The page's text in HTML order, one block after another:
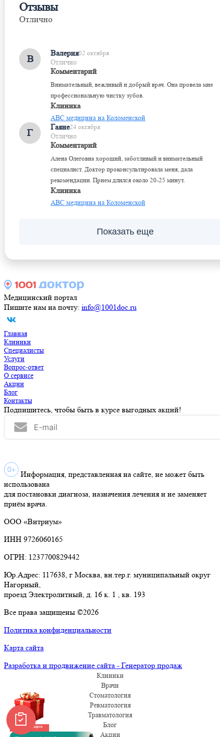
Отзывы
Отлично
В
Валерия02 октября
Отлично
Комментарий
Внимательный, вежливый и добрый врач. Она провела мне
профессиональную чистку зубов.
Клиника
ABC медицина на Коломенской
Г
Гаяне24 октября
Отлично
Комментарий
Алена Олеговна хороший, заботливый и внимательный
специалист. Доктор проконсультировала меня, дала
рекомендации. Прием длился около 20-25 минут.
Клиника
ABC медицина на Коломенской
Показать еще
Медицинский портал
Пишите нам на почту: info@1001doc.ru
Главная
Клиники
Специалисты
Услуги
Вопрос-ответ
О сервисе
Акции
Блог
Контакты
Подпишитесь, чтобы быть в курсе выгодных акций!
Информация, представленная на сайте, не может быть
использована
для постановки диагноза, назначения лечения и не заменяет
приём врача.
ООО «Витриум»
ИНН 9726060165
ОГРН: 1237700829442
Юр.Адрес: 117638, г Москва, вн.тер.г. муниципальный округ
Нагорный,
проезд Электролитный, д. 16 к. 1 , кв. 193
Все права защищены ©2026
Политика конфиденциальности
Карта сайта
Разработка и продвижение сайта - Генератор продаж
Клиники
Врачи
Стоматология
Ревматология
Травматология
Блог
Акции
Забрать подарок